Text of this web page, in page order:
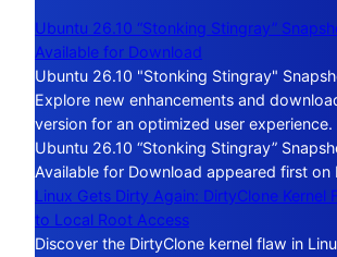
Ubuntu 26.10 “Stonking Stingray”
Available for Download
Ubuntu 26.10 "Stonking Stingray"
Explore new enhancements and
version for an optimized user
Ubuntu 26.10 “Stonking Stingray”
Available for Download appeared first on
Linux Gets Dirty Again: DirtyClone Kernel
to Local Root Access
Discover the DirtyClone kernel flaw in